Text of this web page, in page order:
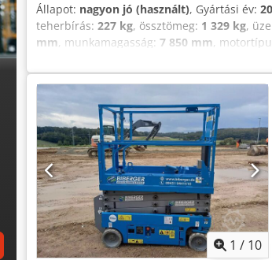
Állapot: nagyon jó (használt), Gyártási év:
teherbírás: 227 kg, össztömeg: 1 329 kg,
mm, munkamagasság: 7 850 mm,
1 / 10